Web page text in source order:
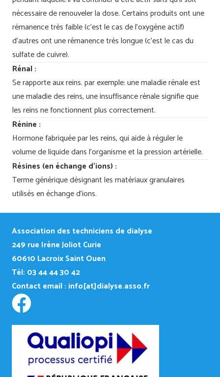
nécessaire de renouveler la dose. Certains produits ont une
rémanence très faible (c’est le cas de l’oxygène actif)
d’autres ont une rémanence très longue (c’est le cas du
sulfate de cuivre).
Rénal :
Se rapporte aux reins. par exemple: une maladie rénale est
une maladie des reins, une insuffisance rénale signifie que
les reins ne fonctionnent plus correctement.
Rénine :
Hormone fabriquée par les reins, qui aide à réguler le
volume de liquide dans l’organisme et la pression artérielle.
Résines (en échange d'ions) :
Terme générique désignant les matériaux granulaires
utilisés en échange d'ions.
Association des techniciens de dialyse
249 rue Irène Joliot Curie
60610 Lacroix Saint Ouen
Tél: 03 44 44 30 42
Contact email : info[at]dialyse.asso.fr